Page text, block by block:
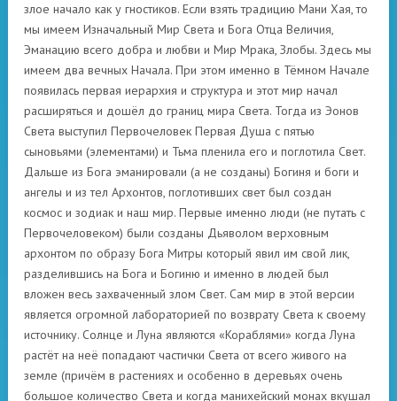
злое начало как у гностиков. Если взять традицию Мани Хая, то
мы имеем Изначальный Мир Света и Бога Отца Величия,
Эманацию всего добра и любви и Мир Мрака, Злобы. Здесь мы
имеем два вечных Начала. При этом именно в Тёмном Начале
появилась первая иерархия и структура и этот мир начал
расширяться и дошёл до границ мира Света. Тогда из Эонов
Света выступил Первочеловек Первая Душа с пятью
сыновьями (элементами) и Тьма пленила его и поглотила Свет.
Дальше из Бога эманировали (а не созданы) Богиня и боги и
ангелы и из тел Архонтов, поглотивших свет был создан
космос и зодиак и наш мир. Первые именно люди (не путать с
Первочеловеком) были созданы Дьяволом верховным
архонтом по образу Бога Митры который явил им свой лик,
разделившись на Бога и Богиню и именно в людей был
вложен весь захваченный злом Свет. Сам мир в этой версии
является огромной лабораторией по возврату Света к своему
источнику. Солнце и Луна являются «Кораблями» когда Луна
растёт на неё попадают частички Света от всего живого на
земле (причём в растениях и особенно в деревьях очень
большое количество Света и когда манихейский монах вкушал